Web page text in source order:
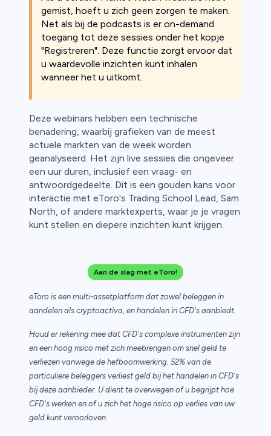
gemist, hoeft u zich geen zorgen te maken.
Net als bij de podcasts is er on-demand
toegang tot deze sessies onder het kopje
"Registreren". Deze functie zorgt ervoor dat
u waardevolle inzichten kunt inhalen
wanneer het u uitkomt.
Deze webinars hebben een technische
benadering, waarbij grafieken van de meest
actuele markten van de week worden
geanalyseerd. Het zijn live sessies die ongeveer
een uur duren, inclusief een vraag- en
antwoordgedeelte. Dit is een gouden kans voor
interactie met eToro's Trading School Lead, Sam
North, of andere marktexperts, waar je je vragen
kunt stellen en diepere inzichten kunt krijgen.
Aan de slag met eToro!
.
eToro is een multi-assetplatform dat zowel beleggen in
aandelen als cryptoactiva, en handelen in CFD's aanbiedt.
Houd er rekening mee dat CFD's complexe instrumenten zijn
en een hoog risico met zich meebrengen om snel geld te
verliezen vanwege de hefboomwerking. 52% van de
particuliere beleggers verliest geld bij het handelen in CFD's
bij deze aanbieder. U dient te overwegen of u begrijpt hoe
CFD's werken en of u zich het hoge risico op verlies van uw
geld kunt veroorloven.